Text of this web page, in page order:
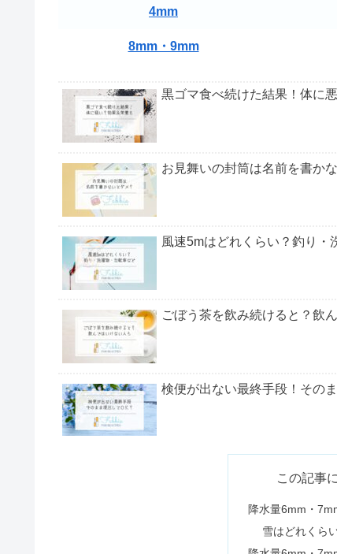
降水量6mm・7mmの動画
この記事を読んで、皆様の雨の日ライフが快適
▼降
4mm